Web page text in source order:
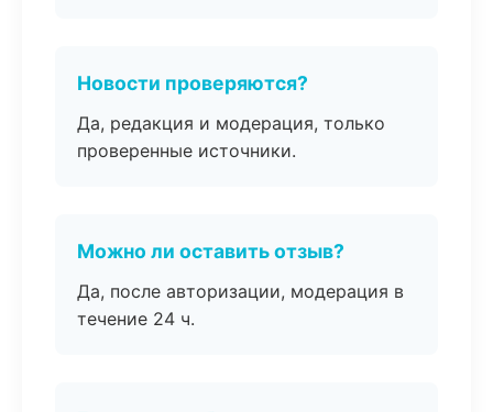
Новости проверяются?
Да, редакция и модерация, только
проверенные источники.
Можно ли оставить отзыв?
Да, после авторизации, модерация в
течение 24 ч.